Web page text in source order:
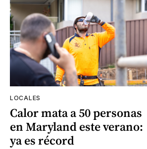
LOCALES
Calor mata a 50 personas
en Maryland este verano:
ya es récord